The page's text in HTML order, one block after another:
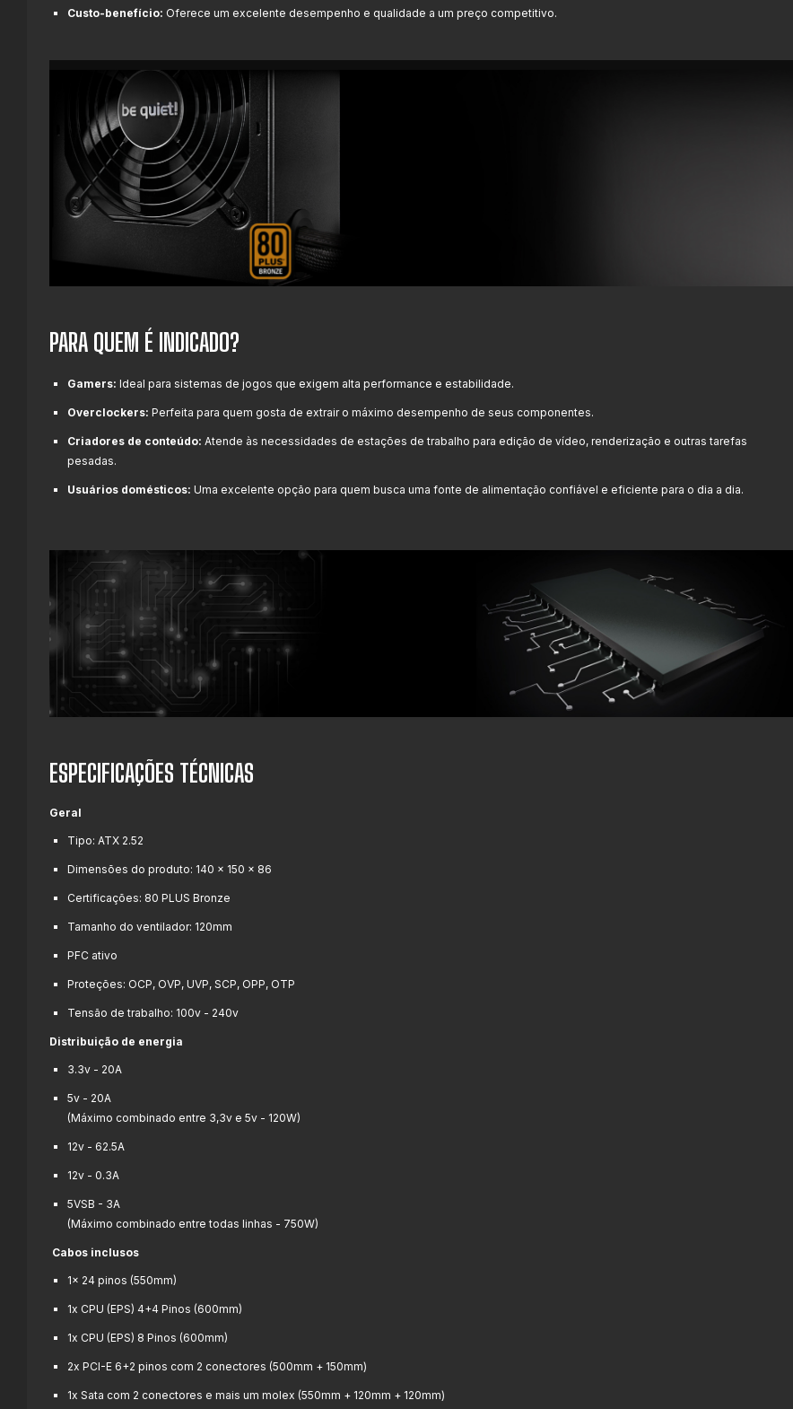
Custo-benefício: Oferece um excelente desempenho e qualidade a um preço competitivo.
PARA QUEM É INDICADO?
Gamers: Ideal para sistemas de jogos que exigem alta performance e estabilidade.
Overclockers: Perfeita para quem gosta de extrair o máximo desempenho de seus componentes.
Criadores de conteúdo: Atende às necessidades de estações de trabalho para edição de vídeo, renderização e outras tarefas
pesadas.
Usuários domésticos: Uma excelente opção para quem busca uma fonte de alimentação confiável e eficiente para o dia a dia.
ESPECIFICAÇÕES TÉCNICAS
Geral
Tipo: ATX 2.52
Dimensões do produto: 140 x 150 x 86
Certificações: 80 PLUS Bronze
Tamanho do ventilador: 120mm
PFC ativo
Proteções: OCP, OVP, UVP, SCP, OPP, OTP
Tensão de trabalho: 100v - 240v
Distribuição de energia
3.3v - 20A
5v - 20A
(Máximo combinado entre 3,3v e 5v - 120W)
12v - 62.5A
12v - 0.3A
5VSB - 3A
(Máximo combinado entre todas linhas - 750W)
Cabos inclusos
1x 24 pinos (550mm)
1x CPU (EPS) 4+4 Pinos (600mm)
1x CPU (EPS) 8 Pinos (600mm)
2x PCI-E 6+2 pinos com 2 conectores (500mm + 150mm)
1x Sata com 2 conectores e mais um molex (550mm + 120mm + 120mm)